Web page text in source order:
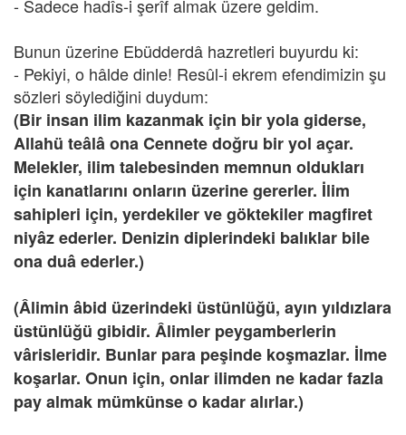
- Sadece hadîs-i şerîf almak üzere geldim.
Bunun üzerine Ebüdderdâ hazretleri buyurdu ki:
- Pekiyi, o hâlde dinle! Resûl-i ekrem efendimizin şu
sözleri söylediğini duydum:
(Bir insan ilim kazanmak için bir yola giderse,
Allahü teâlâ ona Cennete doğru bir yol açar.
Melekler, ilim talebesinden memnun oldukları
için kanatlarını onların üzerine gererler. İlim
sahipleri için, yerdekiler ve göktekiler magfiret
niyâz ederler. Denizin diplerindeki balıklar bile
ona duâ ederler.)
(Âlimin âbid üzerindeki üstünlüğü, ayın yıldızlara
üstünlüğü gibidir. Âlimler peygamberlerin
vârisleridir. Bunlar para peşinde koşmazlar. İlme
koşarlar. Onun için, onlar ilimden ne kadar fazla
pay almak mümkünse o kadar alırlar.)